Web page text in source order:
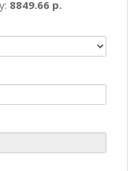
8849.66 р.